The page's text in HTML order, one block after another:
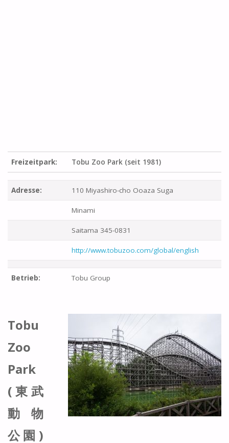
Freizeitpark: Tobu Zoo Park (seit 1981)
Adresse: 110 Miyashiro-cho Ooaza Suga
Minami
Saitama 345-0831
http://www.tobuzoo.com/global/english
Betrieb: Tobu Group
Tobu
Zoo
Park
( 東武
動物
公園 )